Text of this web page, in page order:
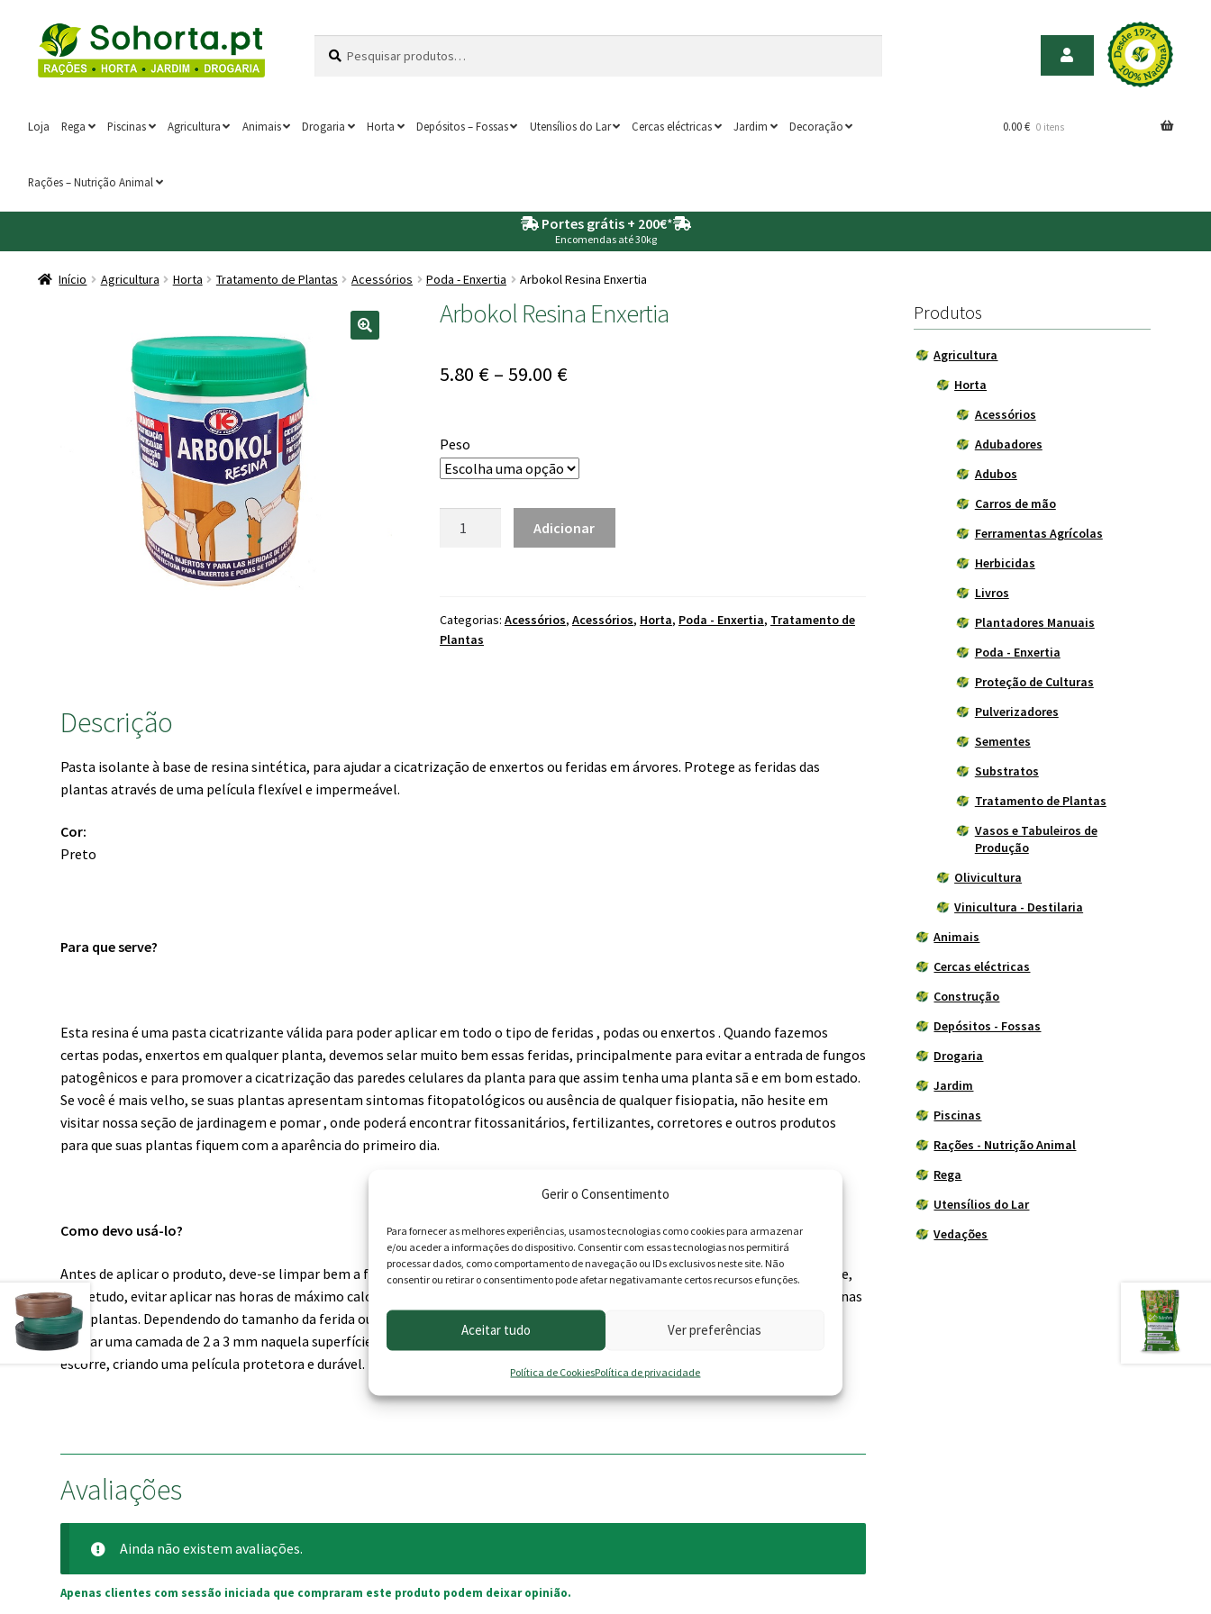
Gerir o Consentimento
Para fornecer as melhores experiências, usamos tecnologias como cookies para armazenar
e/ou aceder a informações do dispositivo. Consentir com essas tecnologias nos permitirá
processar dados, como comportamento de navegação ou IDs exclusivos neste site. Não
consentir ou retirar o consentimento pode afetar negativamante certos recursos e funções.
Aceitar tudo Ver preferências
Política de CookiesPolítica de privacidade
Ir
para
a
Saltar
para
o
por:
Loja Rega Piscinas Agricultura Animais Drogaria Horta Depósitos – Fossas Utensílios do Lar Cercas eléctricas Jardim Decoração
Rações – Nutrição Animal
0.00€ 0 itens
Portes grátis + 200€*
Encomendas até 30kg
Início Agricultura Horta Tratamento de Plantas Acessórios Poda - Enxertia Arbokol Resina Enxertia
Arbokol Resina Enxertia
5.80 € – 59.00 €Price
through
59.00 €
Peso
Adicionar
Categorias: Acessórios, Acessórios, Horta, Poda - Enxertia, Tratamento de
Plantas
Descrição
Pasta isolante à base de resina sintética, para ajudar a cicatrização de enxertos ou feridas em árvores. Protege as feridas das
plantas através de uma película flexível e impermeável.
Cor:
Preto
Para que serve?
Esta resina é uma pasta cicatrizante válida para poder aplicar em todo o tipo de feridas , podas ou enxertos . Quando fazemos
certas podas, enxertos em qualquer planta, devemos selar muito bem essas feridas, principalmente para evitar a entrada de fungos
patogênicos e para promover a cicatrização das paredes celulares da planta para que assim tenha uma planta sã e em bom estado.
Se você é mais velho, se suas plantas apresentam sintomas fitopatológicos ou ausência de qualquer fisiopatia, não hesite em
visitar nossa seção de jardinagem e pomar , onde poderá encontrar fitossanitários, fertilizantes, corretores e outros produtos
para que suas plantas fiquem com a aparência do primeiro dia.
Como devo usá-lo?
Antes de aplicar o produto, deve-se limpar bem a ferida ou corte , evitando vestígios de serragem, pó, água ou outras partículas e,
sobretudo, evitar aplicar nas horas de máximo calor ou em dias de chuva. Esta resina está pronta para você aplicar diretamente nas
suas plantas. Dependendo do tamanho da ferida ou da área a ser tratada, deve-se ter apenas um pincel ou espátula à mão , para
aplicar uma camada de 2 a 3 mm naquela superfície da forma mais homogênea possível. Depois de espalhar o produto, ele não
escorre, criando uma película protetora e durável.
Avaliações
Ainda não existem avaliações.
Apenas clientes com sessão iniciada que compraram este produto podem deixar opinião.
Produtos
Agricultura
Horta
Acessórios
Adubadores
Adubos
Carros de mão
Ferramentas Agrícolas
Herbicidas
Livros
Plantadores Manuais
Poda - Enxertia
Proteção de Culturas
Pulverizadores
Sementes
Substratos
Tratamento de Plantas
Vasos e Tabuleiros de
Produção
Olivicultura
Vinicultura - Destilaria
Animais
Cercas eléctricas
Construção
Depósitos - Fossas
Drogaria
Jardim
Piscinas
Rações - Nutrição Animal
Rega
Utensílios do Lar
Vedações